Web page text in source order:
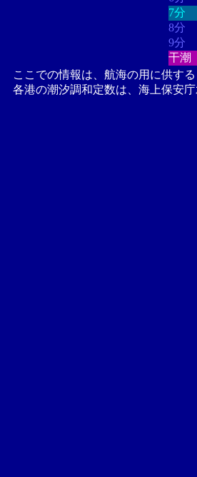
7分
8分
9分
干潮
ここでの情報は、航海の用に供す
各港の潮汐調和定数は、海上保安